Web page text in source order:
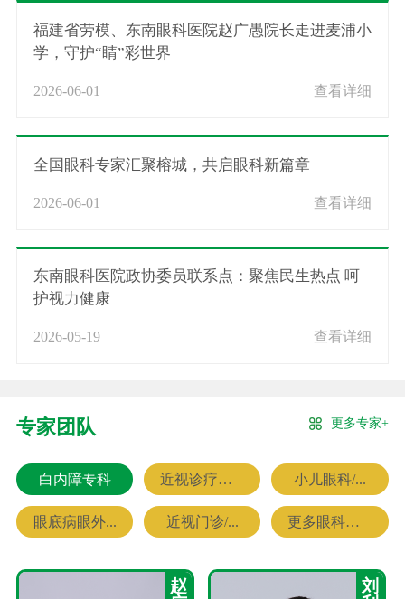
福建省劳模、东南眼科医院赵广愚院长走进麦浦小
学，守护“睛”彩世界
2026-06-01 查看详细
全国眼科专家汇聚榕城，共启眼科新篇章
2026-06-01 查看详细
东南眼科医院政协委员联系点：聚焦民生热点 呵
护视力健康
2026-05-19 查看详细
专家团队 更多专家+
白内障专科 近视诊疗专科 小儿眼科/...
眼底病眼外... 近视门诊/... 更多眼科专家
赵
刘